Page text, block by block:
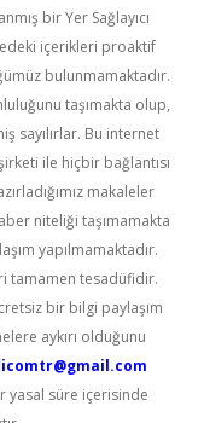
bir Yer Sağlayıcı
içerikleri proaktif
bulunmamaktadır.
taşımakta olup,
sayılırlar. Bu internet
ile hiçbir bağlantısı
makaleler
niteliği taşımamakta
yapılmamaktadır.
tamamen tesadüfidir.
bir bilgi paylaşım
aykırı olduğunu
yasal süre içerisinde